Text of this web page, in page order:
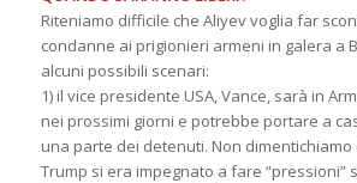
Riteniamo difficile che Aliyev voglia far
condanne ai prigionieri armeni in galera a
alcuni possibili scenari:
1) il vice presidente USA, Vance, sarà in
nei prossimi giorni e potrebbe portare a
una parte dei detenuti. Non
Trump si era impegnato a fare “pressioni”